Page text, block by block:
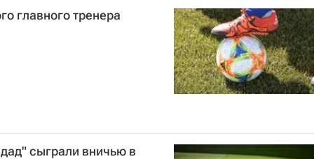
главного тренера
сыграли вничью в